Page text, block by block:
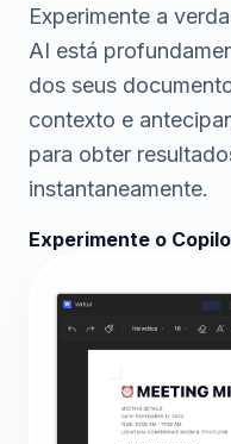
Experimente a
AI está
dos seus
contexto e
para obter
instantaneamente.
Experimente o